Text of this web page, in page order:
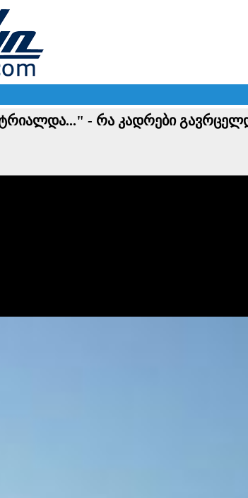
- რა კადრები